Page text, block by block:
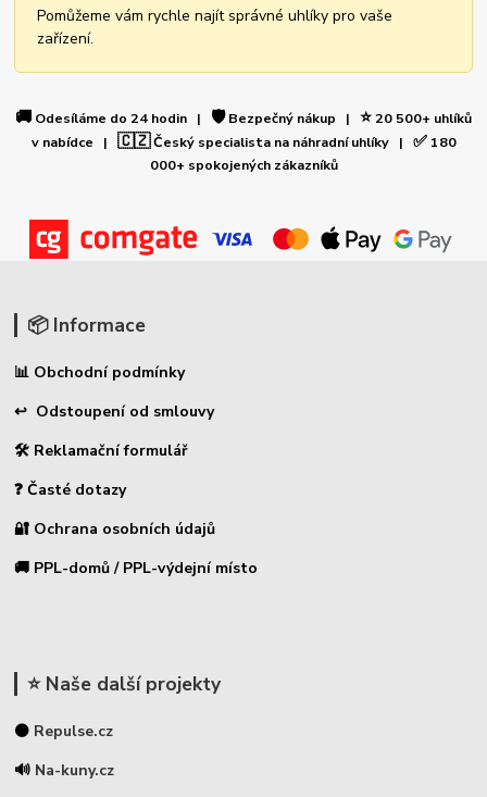
Pomůžeme vám rychle najít správné uhlíky pro vaše
zařízení.
🚚 Odesíláme do 24 hodin | 🛡️Bezpečný nákup | ⭐20 500+ uhlíků
v nabídce | 🇨🇿Český specialista na náhradní uhlíky | ✅180
000+ spokojených zákazníků
📦 Informace
📊 Obchodní podmínky
↩ Odstoupení od smlouvy
🛠 Reklamační formulář
❓ Časté dotazy
🔐 Ochrana osobních údajů
🚚 PPL-domů / PPL-výdejní místo
⭐ Naše další projekty
⚫ Repulse.cz
🔊 Na-kuny.cz